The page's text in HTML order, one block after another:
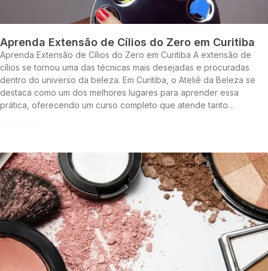
Aprenda Extensão de Cílios do Zero em Curitiba
Aprenda Extensão de Cílios do Zero em Curitiba A extensão de
cílios se tornou uma das técnicas mais desejadas e procuradas
dentro do universo da beleza. Em Curitiba, o Ateliê da Beleza se
destaca como um dos melhores lugares para aprender essa
prática, oferecendo um curso completo que atende tanto…